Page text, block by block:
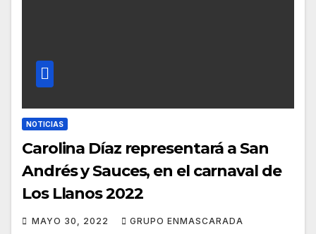
NOTICIAS
Carolina Díaz representará a San
Andrés y Sauces, en el carnaval de
Los Llanos 2022
MAYO 30, 2022 GRUPO ENMASCARADA